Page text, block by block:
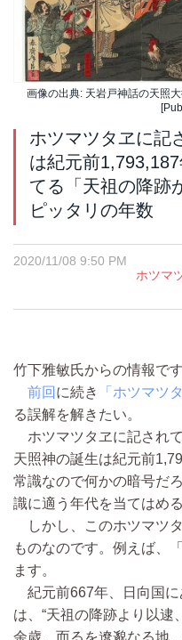
画像の出典: 天岩戸神話の天照
ホツマツタヱに記
は紀元前
てる「天祖の降跡
ピッタリの年数
2020/11/08 9:50 PM
ホツマ
竹下雅敏氏からの情報です
前回 に続き 「ホツマツ
る誤解を解きたい。
ホツマツタヱに記され
天照神の誕生は紀元前
常識なので何かの暗号だ
識に適う年代を当てはめ
しかし、このホツマツ
ものなのです。例えば、
ます。
紀元前667年、日向国に
は、“天祖の降跡より以